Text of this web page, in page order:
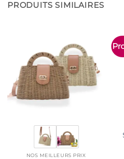
PRODUITS SIMILAIRES
NOS MEILLEURS PRIX